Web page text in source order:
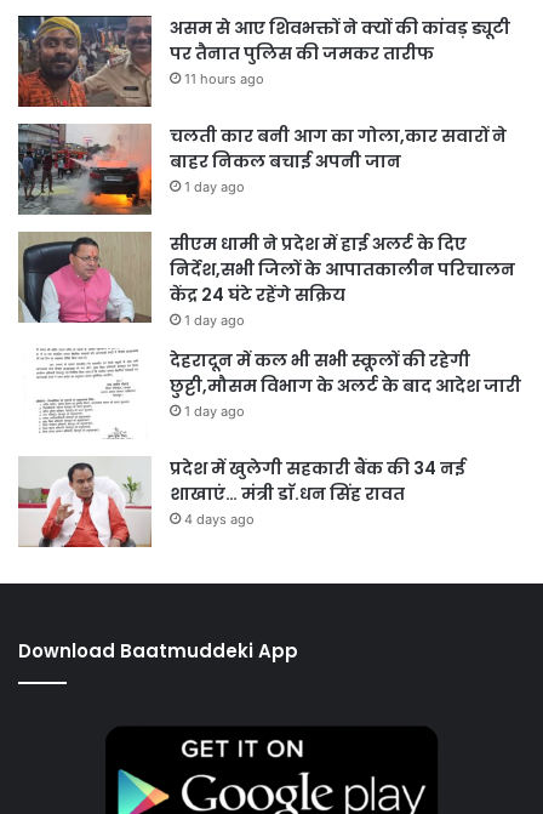
असम से आए शिवभक्तों ने क्यों की कांवड़ ड्यूटी
पर तैनात पुलिस की जमकर तारीफ
11 hours ago
चलती कार बनी आग का गोला,कार सवारों ने
बाहर निकल बचाई अपनी जान
1 day ago
सीएम धामी ने प्रदेश में हाई अलर्ट के दिए
निर्देश,सभी जिलों के आपातकालीन परिचालन
केंद्र 24 घंटे रहेंगे सक्रिय
1 day ago
देहरादून में कल भी सभी स्कूलों की रहेगी
छुट्टी,मौसम विभाग के अलर्ट के बाद आदेश जारी
1 day ago
प्रदेश में खुलेगी सहकारी बैंक की 34 नई
शाखाएं… मंत्री डाॅ.धन सिंह रावत
4 days ago
Download Baatmuddeki App